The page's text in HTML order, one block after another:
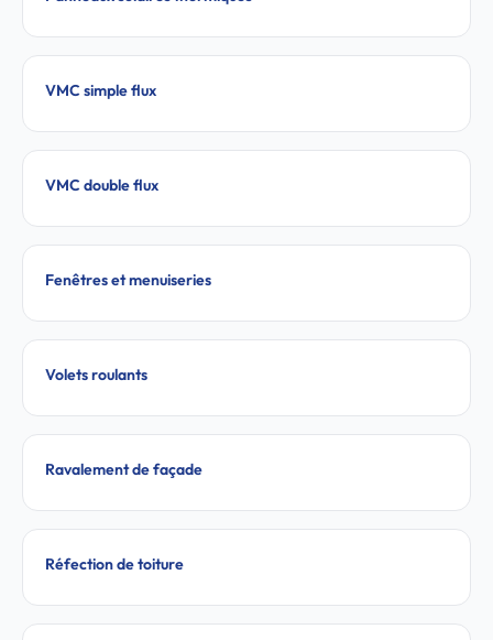
VMC simple flux
VMC double flux
Fenêtres et menuiseries
Volets roulants
Ravalement de façade
Réfection de toiture